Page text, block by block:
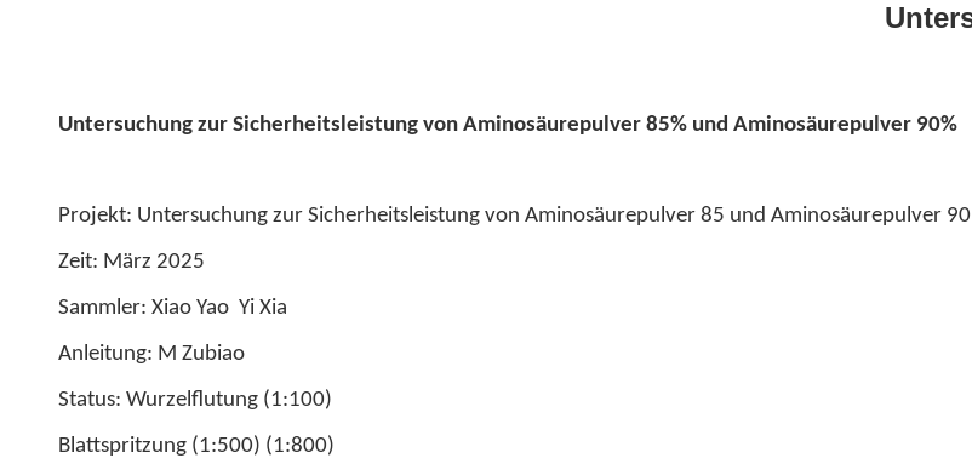
Untersuchung zur Sicherheitsleistung von Aminosäurepulver 85% und Aminosäurepulver 90%
Projekt: Untersuchung zur Sicherheitsleistung von Aminosäurepulver 85 und Aminosäurepulver 90
Zeit: März 2025
Sammler: Xiao Yao Yi Xia
Anleitung: M Zubiao
Status: Wurzelflutung (1:100)
Blattspritzung (1:500) (1:800)